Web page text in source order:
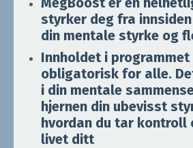
styrker deg fra
din mentale styrke og
Innholdet i
obligatorisk for alle.
i din mentale
hjernen din ubevisst
hvordan du tar kontroll
livet ditt